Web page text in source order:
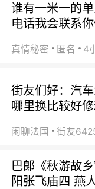
谁有一米一的
电话我会联系
真情秘密 匿名 4
街友们好：汽
哪里换比较好
闲聊法国
巴郞《秋游故
阳张飞庙四 燕